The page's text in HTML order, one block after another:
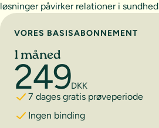
løsninger påvirker relationer i
Vælg abonnement
VORES BASISABONNEMENT
1 måned
249DKK
7 dages gratis prøveperiode
Ingen binding